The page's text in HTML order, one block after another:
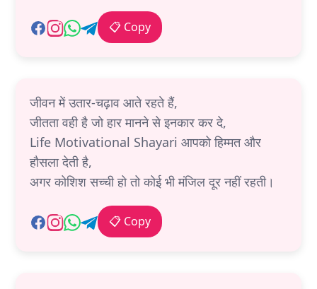
📋 Copy
जीवन में उतार-चढ़ाव आते रहते हैं,
जीतता वही है जो हार मानने से इनकार कर दे,
Life Motivational Shayari आपको हिम्मत और
हौसला देती है,
अगर कोशिश सच्ची हो तो कोई भी मंजिल दूर नहीं रहती।
📋 Copy